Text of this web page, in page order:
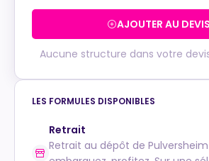
AJOUTER AU DEVIS
Aucune structure dans votre
LES FORMULES DISPONIBLES
Retrait
Retrait au dépôt de Pulversheim